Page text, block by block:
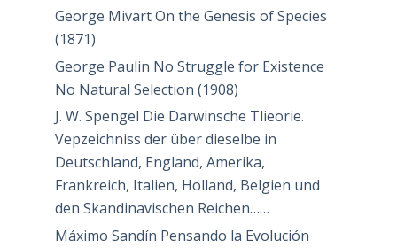
George Mivart On the Genesis of Species
(1871)
George Paulin No Struggle for Existence
No Natural Selection (1908)
J. W. Spengel Die Darwinsche Tlieorie.
Vepzeichniss der über dieselbe in
Deutschland, England, Amerika,
Frankreich, Italien, Holland, Belgien und
den Skandinavischen Reichen……
Máximo Sandín Pensando la Evolución